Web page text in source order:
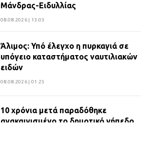
Μάνδρας-Ειδυλλίας
08.08.2026 | 13:03
Άλιμος: Υπό έλεγχο η πυρκαγιά σε
υπόγειο καταστήματος ναυτιλιακών
ειδών
08.08.2026 | 01:25
10 χρόνια μετά παραδόθηκε
ανακαινισμένο το δημοτικό γήπεδο